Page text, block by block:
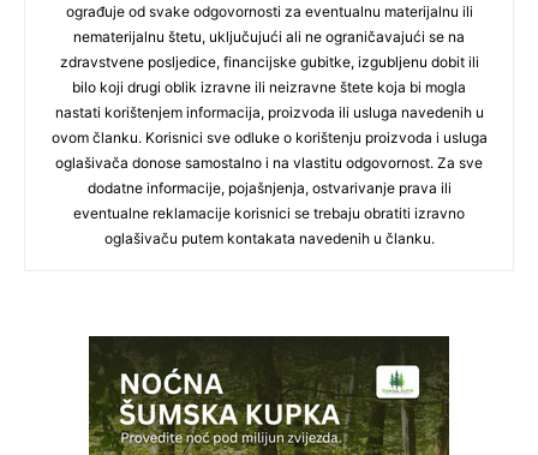
ograđuje od svake odgovornosti za eventualnu materijalnu ili
nematerijalnu štetu, uključujući ali ne ograničavajući se na
zdravstvene posljedice, financijske gubitke, izgubljenu dobit ili
bilo koji drugi oblik izravne ili neizravne štete koja bi mogla
nastati korištenjem informacija, proizvoda ili usluga navedenih u
ovom članku. Korisnici sve odluke o korištenju proizvoda i usluga
oglašivača donose samostalno i na vlastitu odgovornost. Za sve
dodatne informacije, pojašnjenja, ostvarivanje prava ili
eventualne reklamacije korisnici se trebaju obratiti izravno
oglašivaču putem kontakata navedenih u članku.